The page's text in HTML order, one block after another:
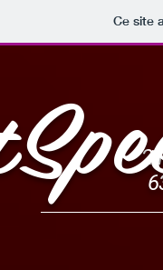
Ce site
2